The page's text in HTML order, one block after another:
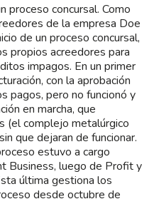
proceso concursal. Como
de la empresa Doe
de un proceso concursal,
propios acreedores para
impagos. En un primer
con la aprobación
pagos, pero no funcionó y
en marcha, que
(el complejo metalúrgico
que dejaran de funcionar.
estuvo a cargo
Business, luego de Profit y
última gestiona los
desde octubre de